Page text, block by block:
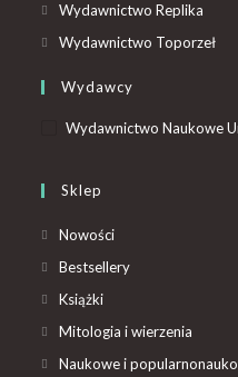
Wydawnictwo Replika
Wydawnictwo Toporzeł
Wydawcy
Wydawnictwo Naukowe
Sklep
Nowości
Bestsellery
Książki
Mitologia i wierzenia
Naukowe i